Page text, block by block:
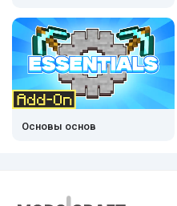
Основы основ